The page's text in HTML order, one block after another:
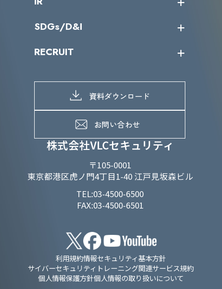
株式会社VLCセキュリティ
〒105-0001
東京都港区虎ノ門4丁目1-40 江戸見坂森ビル
TEL:03-4500-6500
FAX:03-4500-6501
カテゴリー別サービス一覧
IRカレンダー
IRライブラリー
よくあるご質問
SDGs/D&I
当グループのマテリアリティ
SDGs推進体制
D&Iの取り組み
RECRUIT
募集職種一覧
メッセージ
メンバーインタビュー
資料ダウンロード
お問い合わせ
利用規約情報セキュリティ基本方針
サイバーセキュリティトレーニング関連サービス規約
個人情報保護方針個人情報の取り扱いについて